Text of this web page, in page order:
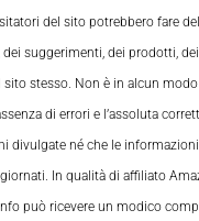
del sito potrebbero fare
dei suggerimenti, dei prodotti,
sito stesso. Non è in alcun
di errori e l’assoluta
divulgate né che le
In qualità di affiliato
può ricevere un modico